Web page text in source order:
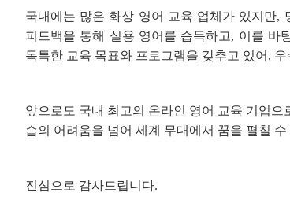
국내에는 많은 화상 영어 교육 업체가 있지만,
피드백을 통해 실용 영어를 습득하고, 이를 바
독특한 교육 목표와 프로그램을 갖추고 있어,
앞으로도 국내 최고의 온라인 영어 교육 기업
습의 어려움을 넘어 세계 무대에서 꿈을 펼칠
진심으로 감사드립니다.